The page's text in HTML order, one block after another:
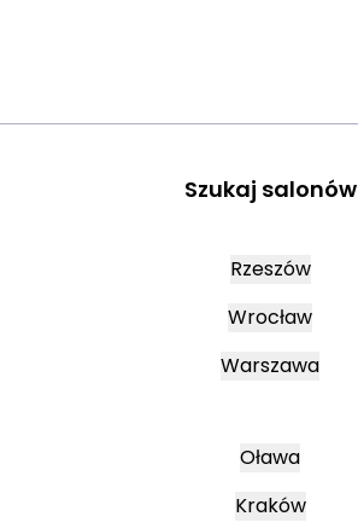
Szukaj salonów
Rzeszów
Wrocław
Warszawa
Oława
Kraków